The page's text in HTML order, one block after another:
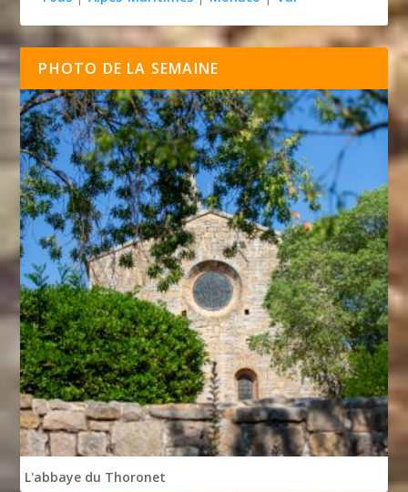
PHOTO DE LA SEMAINE
L'abbaye du Thoronet